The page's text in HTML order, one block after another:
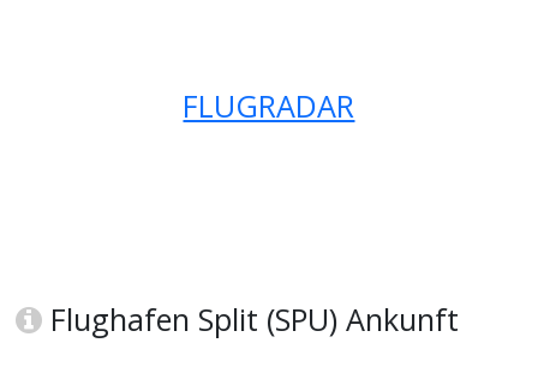
FLUGRADAR
Flughafen Split (SPU) Ankunft